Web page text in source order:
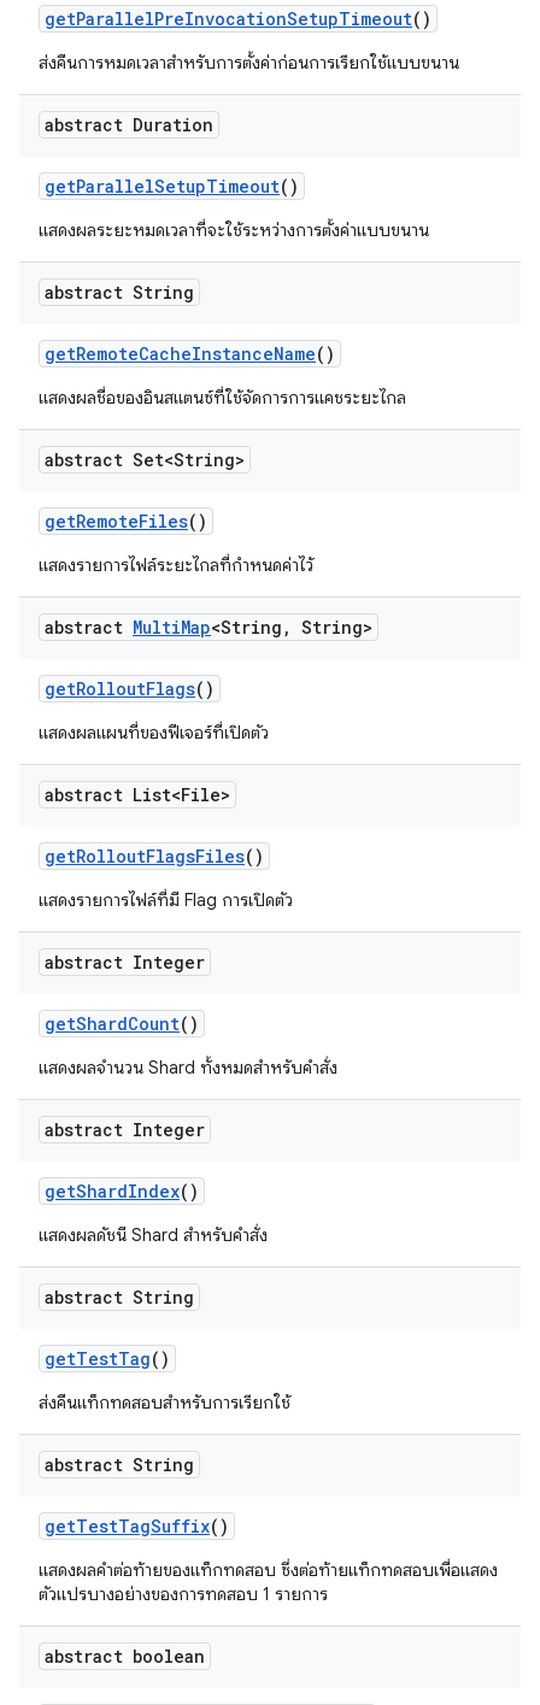
getParallelPreInvocationSetupTimeout()
ส่งคืนการหมดเวลาสำหรับการตั้งค่าก่อนการเรียกใช้แบบขนาน
abstract Duration
getParallelSetupTimeout()
แสดงผลระยะหมดเวลาที่จะใช้ระหว่างการตั้งค่าแบบขนาน
abstract String
getRemoteCacheInstanceName()
แสดงผลชื่อของอินสแตนซ์ที่ใช้จัดการการแคชระยะไกล
abstract Set<String>
getRemoteFiles()
แสดงรายการไฟล์ระยะไกลที่กำหนดค่าไว้
abstract MultiMap<String , String>
getRolloutFlags()
แสดงผลแผนที่ของฟีเจอร์ที่เปิดตัว
abstract List<File>
getRolloutFlagsFiles()
แสดงรายการไฟล์ที่มี Flag การเปิดตัว
abstract Integer
getShardCount()
แสดงผลจำนวน Shard ทั้งหมดสำหรับคำสั่ง
abstract Integer
getShardIndex()
แสดงผลดัชนี Shard สำหรับคำสั่ง
abstract String
getTestTag()
ส่งคืนแท็กทดสอบสำหรับการเรียกใช้
abstract String
getTestTagSuffix()
แสดงผลคำต่อท้ายของแท็กทดสอบ ซึ่งต่อท้ายแท็กทดสอบเพื่อแสดง
ตัวแปรบางอย่างของการทดสอบ 1 รายการ
abstract boolean